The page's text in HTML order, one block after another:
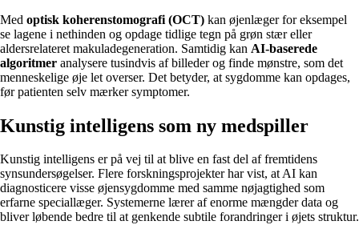
Med optisk koherenstomografi (OCT) kan øjenlæger for eksempel
se lagene i nethinden og opdage tidlige tegn på grøn stær eller
aldersrelateret makuladegeneration. Samtidig kan AI-baserede
algoritmer analysere tusindvis af billeder og finde mønstre, som det
menneskelige øje let overser. Det betyder, at sygdomme kan opdages,
før patienten selv mærker symptomer.
Kunstig intelligens som ny medspiller
Kunstig intelligens er på vej til at blive en fast del af fremtidens
synsundersøgelser. Flere forskningsprojekter har vist, at AI kan
diagnosticere visse øjensygdomme med samme nøjagtighed som
erfarne speciallæger. Systemerne lærer af enorme mængder data og
bliver løbende bedre til at genkende subtile forandringer i øjets struktur.